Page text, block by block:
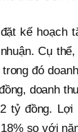
kế hoạch
Cụ
đó
doanh
tỷ đồng.
so với